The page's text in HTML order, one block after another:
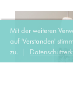
Mit der weiteren
auf 'Verstanden'
zu. |